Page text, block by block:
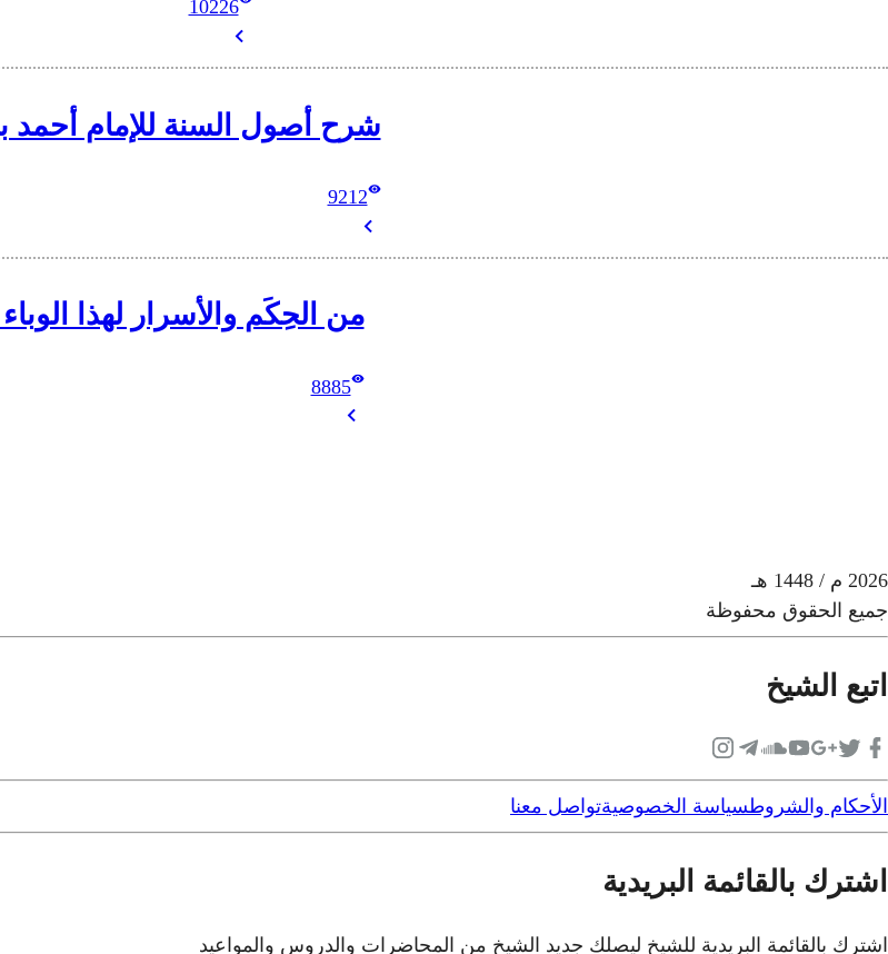
10226
شرح أصول السنة للإمام أحمد
9212
من الحِكَم والأسرار لهذا
8885
2026 م / 1448 هـ
جميع الحقوق محفوظة
اتبع الشيخ
الأحكام والشروطسياسة الخصوصيةتواصل معنا
اشترك بالقائمة البريدية
اشترك بالقائمة البريدية للشيخ ليصلك جديد الشيخ من المحاضرات والدروس والمواعيد